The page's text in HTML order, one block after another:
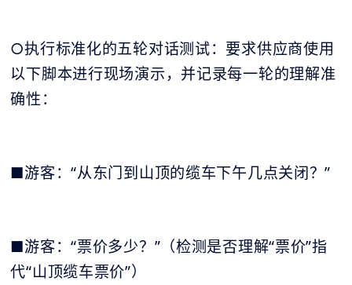
○执行标准化的五轮对话测试：要求供应商使用
以下脚本进行现场演示，并记录每一轮的理解准
确性：
■游客：“从东门到山顶的缆车下午几点关闭？”
■游客：“票价多少？”（检测是否理解“票价”指
代“山顶缆车票价”）